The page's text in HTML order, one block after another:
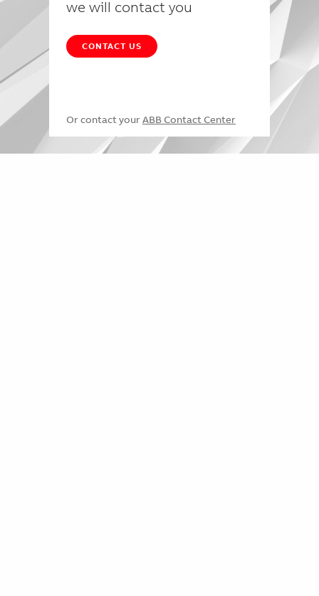
we will contact you
CONTACT US
Or contact your ABB Contact Center